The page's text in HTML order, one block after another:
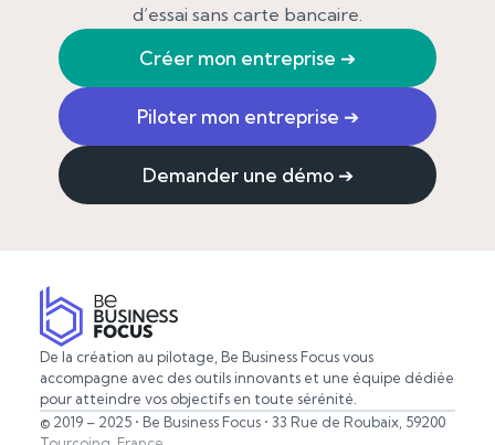
d’essai sans carte bancaire.
Créer mon entreprise ➔
Piloter mon entreprise ➔
Demander une démo ➔
De la création au pilotage, Be Business Focus vous
accompagne avec des outils innovants et une équipe dédiée
pour atteindre vos objectifs en toute sérénité.
© 2019 – 2025 • Be Business Focus • 33 Rue de Roubaix, 59200